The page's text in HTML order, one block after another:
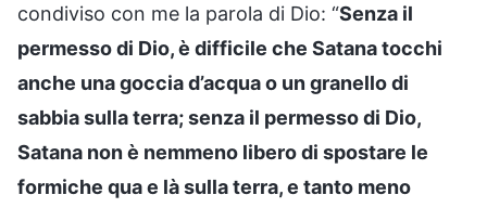
condiviso con me la parola di Dio: “Senza il
permesso di Dio, è difficile che Satana tocchi
anche una goccia d’acqua o un granello di
sabbia sulla terra; senza il permesso di Dio,
Satana non è nemmeno libero di spostare le
formiche qua e là sulla terra, e tanto meno